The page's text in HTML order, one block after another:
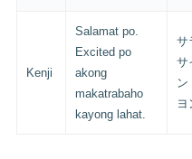
Kenji
Salamat po.
Excited po
akong
makatrabaho
kayong lahat.
サ
サ
ン
ヨ